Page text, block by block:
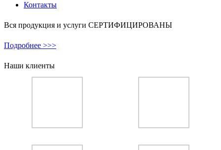
Контакты
Вся продукция и услуги СЕРТИФИЦИРОВАНЫ
Подробнее >>>
Наши клиенты